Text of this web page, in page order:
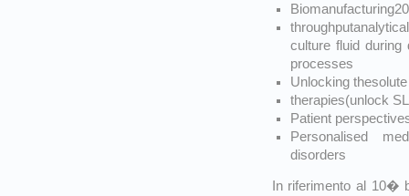
culture fluid during
processes
Unlocking
therapies(unlock
Patient
Personalised
disorders
In riferimento al 10�